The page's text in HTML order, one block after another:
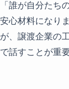
「誰が自分たち
安心材料になり
が、譲渡企業の
で話すことが重